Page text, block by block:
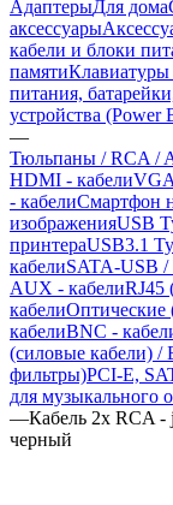
АдаптерыДля дома
аксессуары
кабели и блоки
памяти
питания,
устройства (Power
—
Тюльпаны / RCA /
HDMI - кабели
- кабелиСмартфон
изображенияUSB
принтераUSB3.1
кабелиSATA-USB /
AUX - кабелиRJ45
кабелиОптические
кабелиBNC -
(силовые кабели) /
фильтры)PCI-E,
для музыкального
—Кабель 2x RCA -
черный